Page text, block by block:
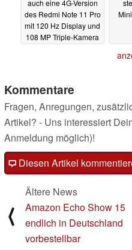
auch eine 4G-Version
des Redmi Note 11 Pro
mit 120 Hz Display und
108 MP Triple-Kamera
Kommentare
Fragen, Anregungen,
Artikel? - Uns interessiert
Anmeldung möglich)!
Diesen Artikel
⟨
Ältere News
Amazon Echo Show 15
endlich in Deutschland
vorbestellbar